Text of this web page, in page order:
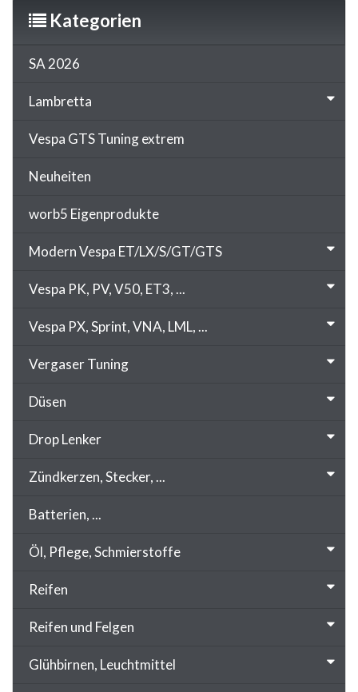
Kategorien
SA 2026
Lambretta
Vespa GTS Tuning extrem
Neuheiten
worb5 Eigenprodukte
Modern Vespa ET/LX/S/GT/GTS
Vespa PK, PV, V50, ET3, ...
Vespa PX, Sprint, VNA, LML, ...
Vergaser Tuning
Düsen
Drop Lenker
Zündkerzen, Stecker, ...
Batterien, ...
Öl, Pflege, Schmierstoffe
Reifen
Reifen und Felgen
Glühbirnen, Leuchtmittel